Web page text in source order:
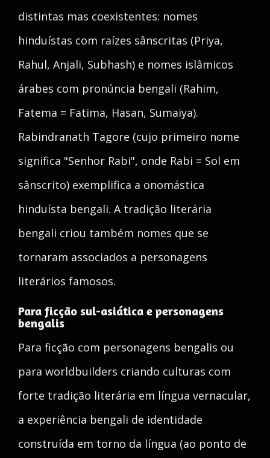
distintas mas coexistentes: nomes
hinduístas com raízes sânscritas (Priya,
Rahul, Anjali, Subhash) e nomes islâmicos
árabes com pronúncia bengali (Rahim,
Fatema = Fatima, Hasan, Sumaiya).
Rabindranath Tagore (cujo primeiro nome
significa "Senhor Rabi", onde Rabi = Sol em
sânscrito) exemplifica a onomástica
hinduísta bengali. A tradição literária
bengali criou também nomes que se
tornaram associados a personagens
literários famosos.
Para ficção sul-asiática e personagens
bengalis
Para ficção com personagens bengalis ou
para worldbuilders criando culturas com
forte tradição literária em língua vernacular,
a experiência bengali de identidade
construída em torno da língua (ao ponto de